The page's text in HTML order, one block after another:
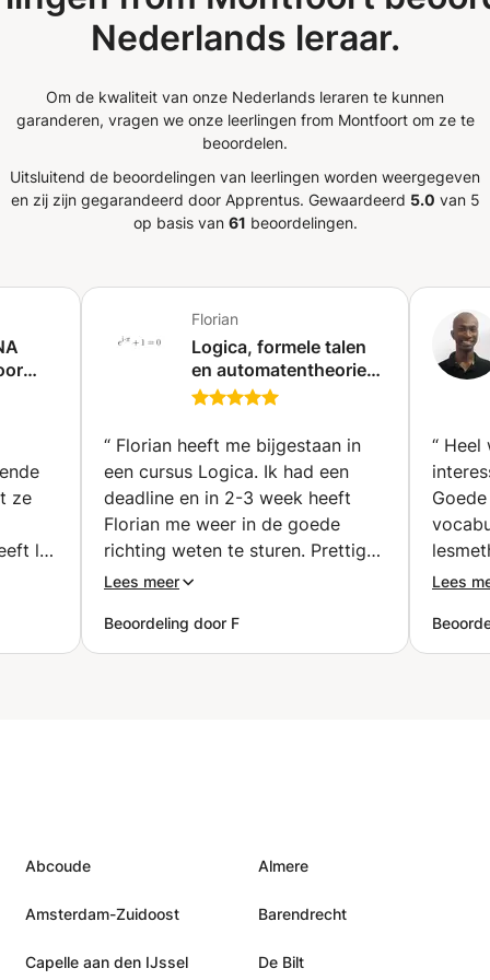
Nederlands leraar.
Om de kwaliteit van onze Nederlands leraren te kunnen
garanderen, vragen we onze leerlingen from Montfoort om ze te
beoordelen.
Uitsluitend de beoordelingen van leerlingen worden weergegeven
en zij zijn gegarandeerd door Apprentus. Gewaardeerd 5.0 van 5
op basis van 61 beoordelingen.
ze
les
zou
Florian
Logica, formele talen
en automatentheorie
voor de informatica
“ Florian heeft me bijgestaan in
een cursus Logica. Ik had een
deadline en in 2-3 week heeft
Florian me weer in de goede
richting weten te sturen. Prettige
en rustige manier van uitleg, zelfs
Lees meer
Beoordeling door F
“ Heel
les! ”
Lees
Abcoude Almere
Amsterdam-Zuidoost Barendrecht
Capelle aan den IJssel De Bilt